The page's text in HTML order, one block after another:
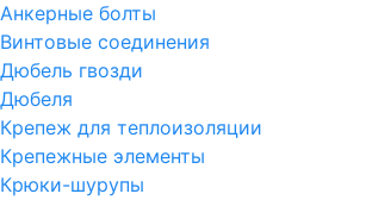
Анкерные болты
Винтовые соединения
Дюбель гвозди
Дюбеля
Крепеж для теплоизоляции
Крепежные элементы
Крюки-шурупы